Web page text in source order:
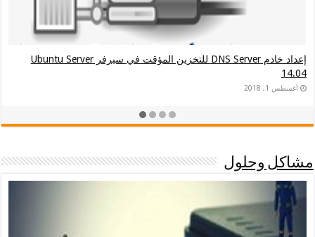
إعداد خادم DNS Server للتخزين المؤقت في سيرفر Ubuntu Server